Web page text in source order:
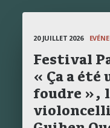
20 JUILLET 2026
Festival
« Ça a été
foudre »,